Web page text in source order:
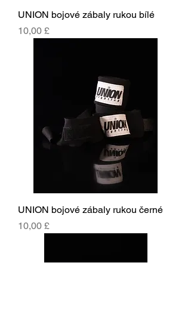
UNION bojové zábaly rukou bílé
Cena
10,00 £
UNION bojové zábaly rukou černé
Cena
10,00 £